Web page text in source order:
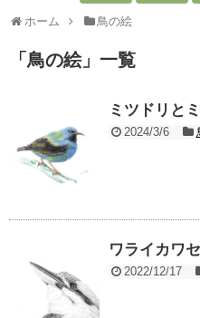
ホーム 鳥の絵
「 鳥の絵」 一覧
ミツドリと
2024/3/6
ワライカワ
2022/12/17